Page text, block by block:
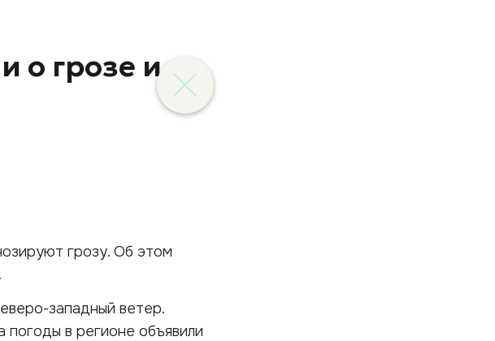
о грозе и
грозу. Об этом
западный ветер.
в регионе объявили